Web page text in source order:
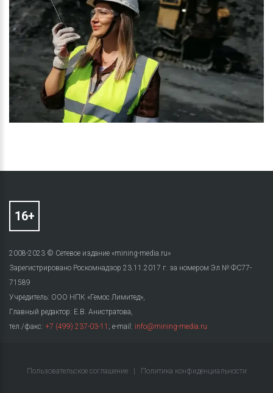
2008-2023 © Сетевое издание «mining-media.ru»
Зарегистрировано Роскомнадзор 23.11.2017 г. за номером Эл № ФС77-
71589
Учредитель: ООО НПК «Гемос Лимитед»,
Главный редактор: Е.В. Анистратова,
тел./факс: +7 (499) 237-03-11 ; e-mail: info@mining-media.ru
Пользовательское соглашение Политика конфиденциальности